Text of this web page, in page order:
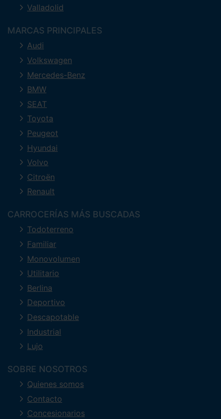
Valladolid
MARCAS PRINCIPALES
Audi
Volkswagen
Mercedes-Benz
BMW
SEAT
Toyota
Peugeot
Hyundai
Volvo
Citroën
Renault
CARROCERÍAS MÁS BUSCADAS
Todoterreno
Familiar
Monovolumen
Utilitario
Berlina
Deportivo
Descapotable
Industrial
Lujo
SOBRE NOSOTROS
Quienes somos
Contacto
Concesionarios